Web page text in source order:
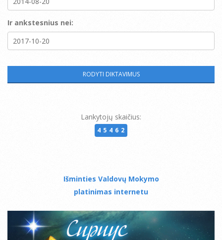
Ir ankstesnius nei:
Lankytojų skaičius:
45462
Išminties Valdovų Mokymo
platinimas internetu